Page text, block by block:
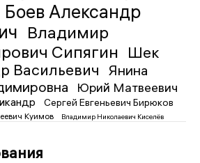
Боев Александр
Владимир
Сипягин Шек
Васильевич
Янина
Юрий Матвеевич
Сергей Евгеньевич Бирюков
Куимов Владимир Николаевич Киселёв